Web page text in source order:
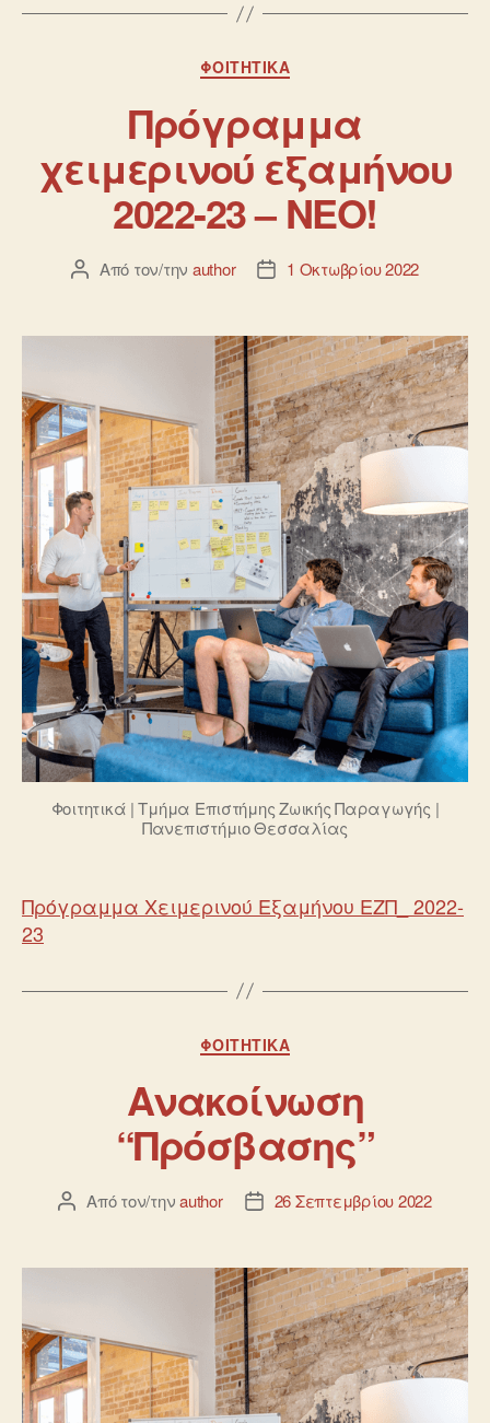
ΦΟΙΤΗΤΙΚΆ
Πρόγραμμα
χειμερινού εξαμήνου
2022-23 – ΝΕΟ!
Από τον/την author 1 Οκτωβρίου 2022
Φοιτητικά | Τμήμα Επιστήμης Ζωικής Παραγωγής |
Πανεπιστήμιο Θεσσαλίας
Πρόγραμμα Χειμερινού Εξαμήνου ΕΖΠ_ 2022-
23
ΦΟΙΤΗΤΙΚΆ
Ανακοίνωση
“Πρόσβασης”
Από τον/τηνauthor 26 Σεπτεμβρίου 2022